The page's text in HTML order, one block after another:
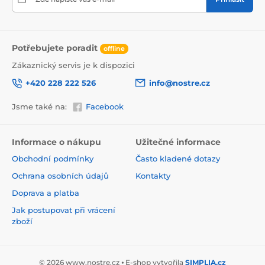
Ekologické řešení pro každý interiér
a proto se nemusíte obávat umístit tapetu i do citlivých
VOC i GREENGUARD GOLD, která potvrzuje jejich
zdravotní nezávadnost.
Potřebujete poradit offline
Zákaznický servis je k dispozici
+420 228 222 526
info@nostre.cz
Jsme také na: Facebook
Informace o nákupu
Obchodní podmínky
Ochrana osobních údajů
Doprava a platba
Jak postupovat při vrácení
zboží
Užitečné informace
Často kladené dotazy
Kontakty
© 2026 www.nostre.cz ⦁ E-shop vytvořila SIMPLIA.cz